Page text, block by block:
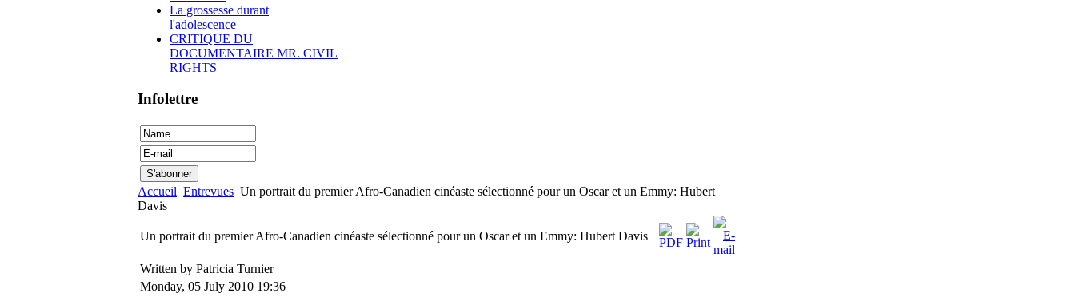
La grossesse durant
l'adolescence
CRITIQUE DU
DOCUMENTAIRE MR. CIVIL
RIGHTS
Infolettre
Accueil Entrevues Un portrait du premier Afro-Canadien cinéaste sélectionné pour un Oscar et un Emmy: Hubert
Davis
Un portrait du premier Afro-Canadien cinéaste sélectionné pour un Oscar et un Emmy: Hubert Davis
Written by Patricia Turnier
Monday, 05 July 2010 19:36